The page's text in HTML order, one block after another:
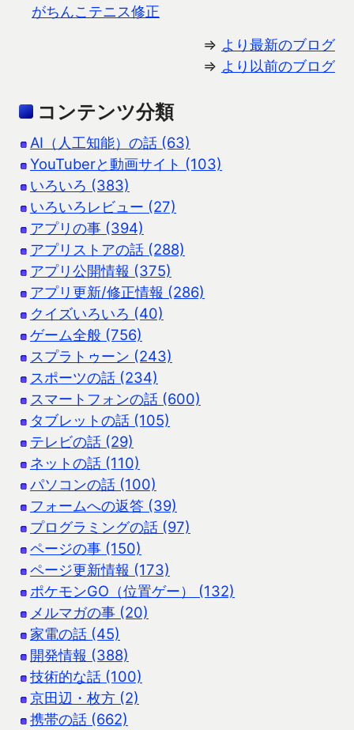
がちんこテニス修正
⇒ より最新のブログ
⇒ より以前のブログ
コンテンツ分類
AI（人工知能）の話 (63)
YouTuberと動画サイト (103)
いろいろ (383)
いろいろレビュー (27)
アプリの事 (394)
アプリストアの話 (288)
アプリ公開情報 (375)
アプリ更新/修正情報 (286)
クイズいろいろ (40)
ゲーム全般 (756)
スプラトゥーン (243)
スポーツの話 (234)
スマートフォンの話 (600)
タブレットの話 (105)
テレビの話 (29)
ネットの話 (110)
パソコンの話 (100)
フォームへの返答 (39)
プログラミングの話 (97)
ページの事 (150)
ページ更新情報 (173)
ポケモンGO（位置ゲー） (132)
メルマガの事 (20)
家電の話 (45)
開発情報 (388)
技術的な話 (100)
京田辺・枚方 (2)
携帯の話 (662)